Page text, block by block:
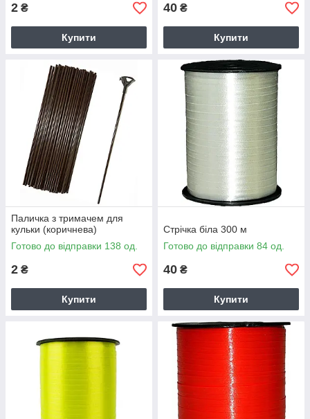
2 ₴
Купити
40 ₴
Купити
Паличка з тримачем для
кульки (коричнева)
Готово до відправки 138 од.
2 ₴
Купити
Стрічка біла 300 м
Готово до відправки 84 од.
40 ₴
Купити